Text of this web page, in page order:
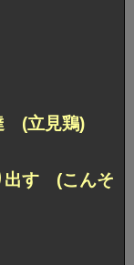
(立見鶏)
出す (こんそ